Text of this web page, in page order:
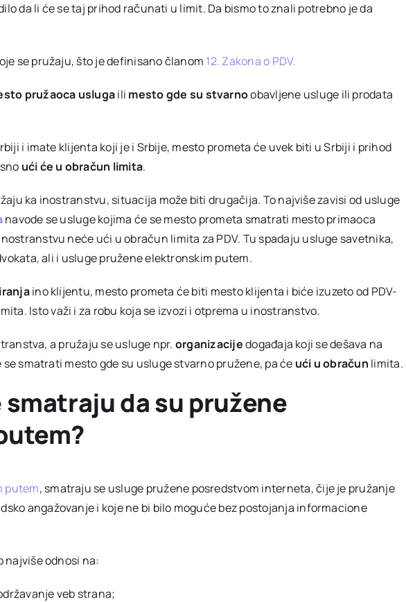
da li će se taj prihod računati u limit. Da bismo to znali potrebno je da
se pružaju, što je definisano članom 12. Zakona o PDV.
pružaoca uslugaili mesto gde su stvarnoobavljene usluge ili prodata
i imate klijenta koji je i Srbije, mesto prometa će uvek biti u Srbiji i prihod
ući će u obračun limita.
ka inostranstvu, situacija može biti drugačija. To najviše zavisi od usluge
navode se usluge kojima će se mesto prometa smatrati mesto primaoca
neće ući u obračun limita za PDV. Tu spadaju usluge savetnika,
ali i usluge pružene elektronskim putem.
ino klijentu, mesto prometa će biti mesto klijenta i biće izuzeto od PDV-
Isto važi i za robu koja se izvozi i otprema u inostranstvo.
a pružaju se usluge npr. organizacijedogađaja koji se dešava na
smatrati mesto gde su usluge stvarno pružene, pa će ući u obračun limita.
da su pružene
putem, smatraju se usluge pružene posredstvom interneta, čije je pružanje
angažovanje i koje ne bi bilo moguće bez postojanja informacione
najviše odnosi na:
veb strana;